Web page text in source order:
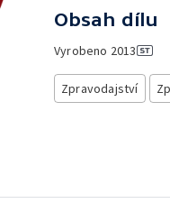
Obsah dílu
Vyrobeno 2013
Zpravodajství